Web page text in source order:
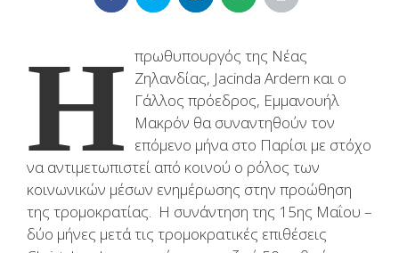
Η πρωθυπουργός της Νέας
Ζηλανδίας, Jacinda Ardern και ο
Γάλλος πρόεδρος, Εμμανουήλ
Μακρόν θα συναντηθούν τον
επόμενο μήνα στο Παρίσι με στόχο
να αντιμετωπιστεί από κοινού ο ρόλος των
κοινωνικών μέσων ενημέρωσης στην προώθηση
της τρομοκρατίας. Η συνάντηση της 15ης Μαΐου –
δύο μήνες μετά τις τρομοκρατικές επιθέσεις